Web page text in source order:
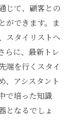
じて、顧客との
ができます。ま
スタイリストへ
らに、最新トレ
端を行くスタイ
、アシスタント
で培った知識
となるでしょ